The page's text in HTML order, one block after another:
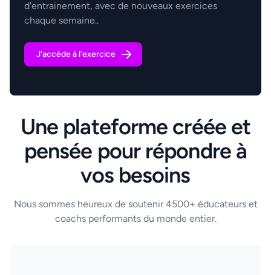
d'entrainement, avec de nouveaux exercices
chaque semaine..
J'accède à l'exercice
Une plateforme créée et
pensée pour répondre à
vos besoins
Nous sommes heureux de soutenir 4500+ éducateurs et
coachs performants du monde entier.